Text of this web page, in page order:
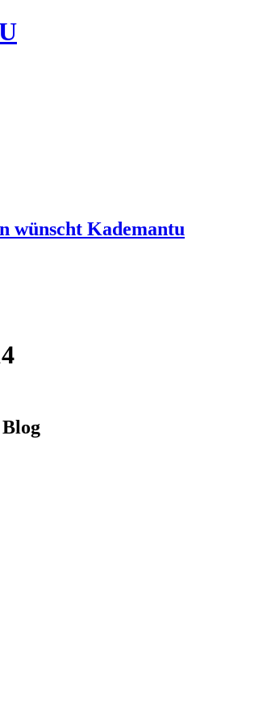
wünscht Kademantu